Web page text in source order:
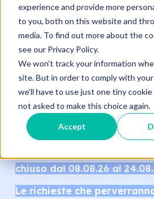
experience and provide more
to you, both on this website and
media. To find out more about the
see our Privacy Policy.
We won't track your information
site. But in order to comply with
we'll have to use just one tiny
not asked to make this choice again.
Accept
Contatti
Hai bisogno di maggiori
form e inoltra la tua richiesta:
un nostro esperto ti
Gentile Cliente,
Il servizio clienti di Olimpia
chiuso dal 08.08.26 al
Le richieste che